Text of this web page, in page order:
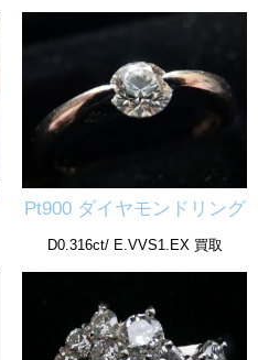
Pt900 ダイヤモンドリング
D0.316ct/ E.VVS1.EX 買取